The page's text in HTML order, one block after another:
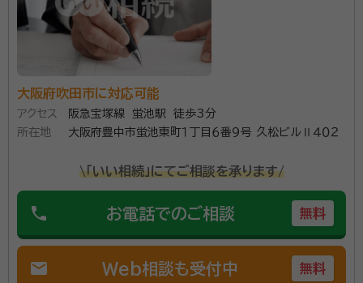
ストや労力などのデメリットを考えた場合、相続手続き
は初めから専門家に依頼した方が、結局、経済的､時間
的利益を得る事が出来るのではないかと思います。 当
事務所では遺産相続手続きについて、丁寧かつ迅速に
対応しておりますので、お気軽にご相談下さい。
大阪府吹田市に対応可能
アクセス
阪急宝塚線 蛍池駅 徒歩3分
所在地
大阪府豊中市蛍池東町１丁目６番９号 久松ビルⅡ４０２
\「いい相続」にてご相談を承ります/
phone お電話でのご相談 無料
mail Web相談も受付中 無料